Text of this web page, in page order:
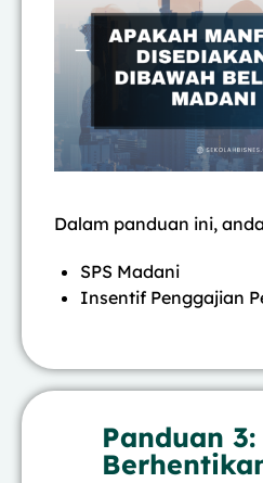
Dalam panduan ini,
SPS Madani
Insentif Penggajian
Panduan